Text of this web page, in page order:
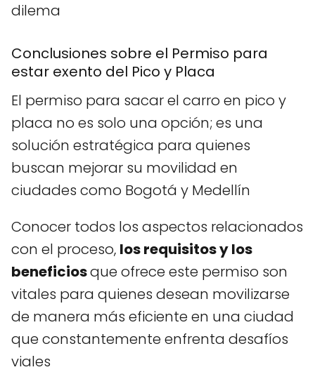
dilema
Conclusiones sobre el Permiso para
estar exento del Pico y Placa
El permiso para sacar el carro en pico y
placa no es solo una opción; es una
solución estratégica para quienes
buscan mejorar su movilidad en
ciudades como Bogotá y Medellín
Conocer todos los aspectos relacionados
con el proceso, los requisitos y los
beneficiosque ofrece este permiso son
vitales para quienes desean movilizarse
de manera más eficiente en una ciudad
que constantemente enfrenta desafíos
viales